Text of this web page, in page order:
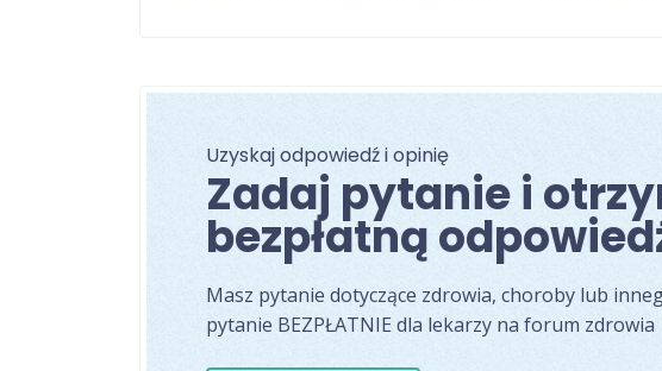
Uzyskaj odpowiedź i opinię
Zadaj pytanie i
bezpłatną
Masz pytanie dotyczące zdrowia, choroby lub
pytanie BEZPŁATNIE dla lekarzy na forum zdrowia